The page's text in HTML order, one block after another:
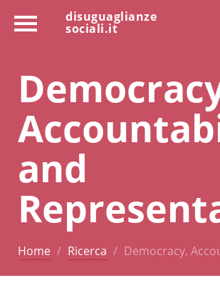
disuguaglianze
sociali.it
and
Home Ricerca Democracy,